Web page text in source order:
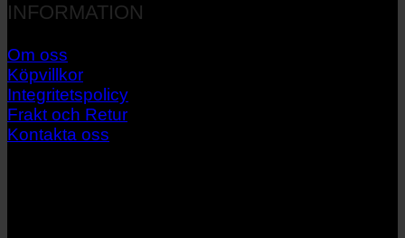
INFORMATION
Om oss
Köpvillkor
Integritetspolicy
Frakt och Retur
Kontakta oss